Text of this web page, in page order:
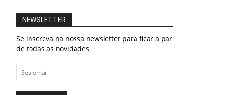
NEWSLETTER
Se inscreva na nossa newsletter para ficar a par
de todas as novidades.